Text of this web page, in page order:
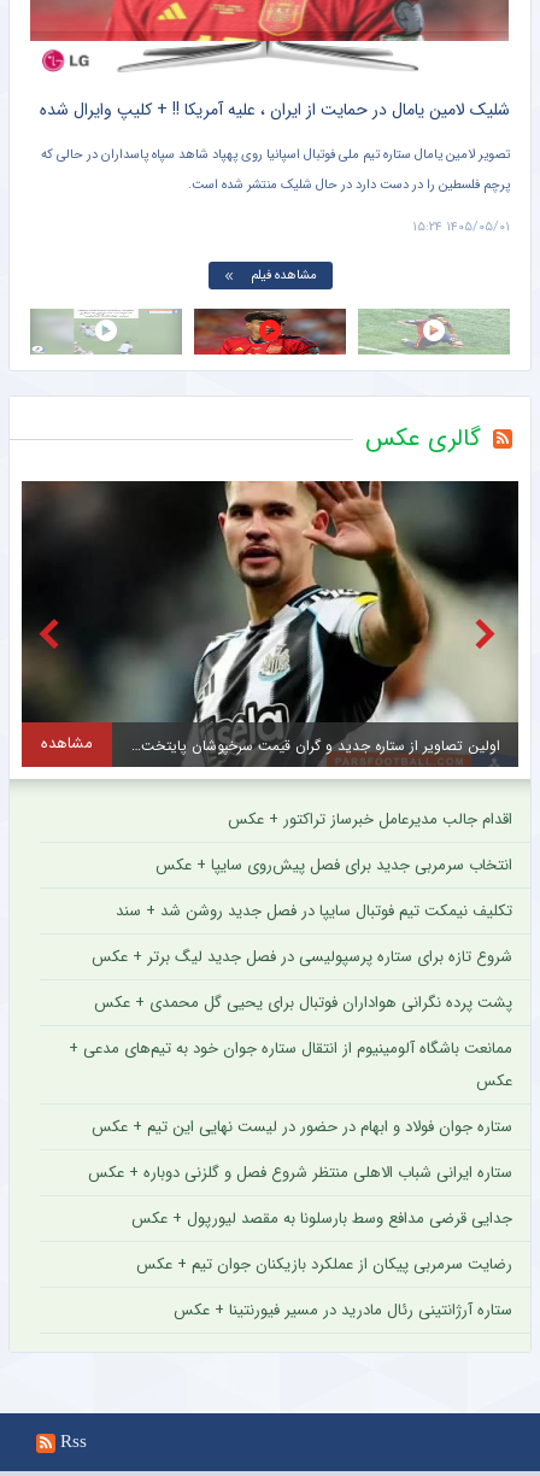
شلیک لامین یامال در حمایت از ایران ، علیه آمریکا !! + کلیپ وایرال شده
تصویر لامین یامال ستاره تیم ملی فوتبال اسپانیا روی پهپاد شاهد سپاه پاسداران در حالی که
پرچم فلسطین را در دست دارد در حال شلیک منتشر شده است.
۱۴۰۵/۰۵/۰۱ ۱۵:۲۴
مشاهده فیلم
گالری عکس
اولین تصاویر از ستاره جدید و گران قیمت سرخپوشان پایتخت + عکس مشاهده
اقدام جالب مدیرعامل خبرساز تراکتور + عکس
انتخاب سرمربی جدید برای فصل پیش‌روی سایپا + عکس
تکلیف نیمکت تیم فوتبال سایپا در فصل جدید روشن شد + سند
شروع تازه برای ستاره پرسپولیسی در فصل جدید لیگ برتر + عکس
پشت پرده نگرانی هواداران فوتبال برای یحیی گل محمدی + عکس
ممانعت باشگاه آلومینیوم از انتقال ستاره جوان خود به تیم‌های مدعی +
عکس
ستاره جوان فولاد و ابهام در حضور در لیست نهایی این تیم + عکس
ستاره ایرانی شباب الاهلی منتظر شروع فصل و گلزنی دوباره + عکس
جدایی قرضی مدافع وسط بارسلونا به مقصد لیورپول + عکس
رضایت سرمربی پیکان از عملکرد بازیکنان جوان تیم + عکس
ستاره آرژانتینی رئال مادرید در مسیر فیورنتینا + عکس
Rss